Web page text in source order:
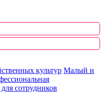
культур Малый и
сотрудников